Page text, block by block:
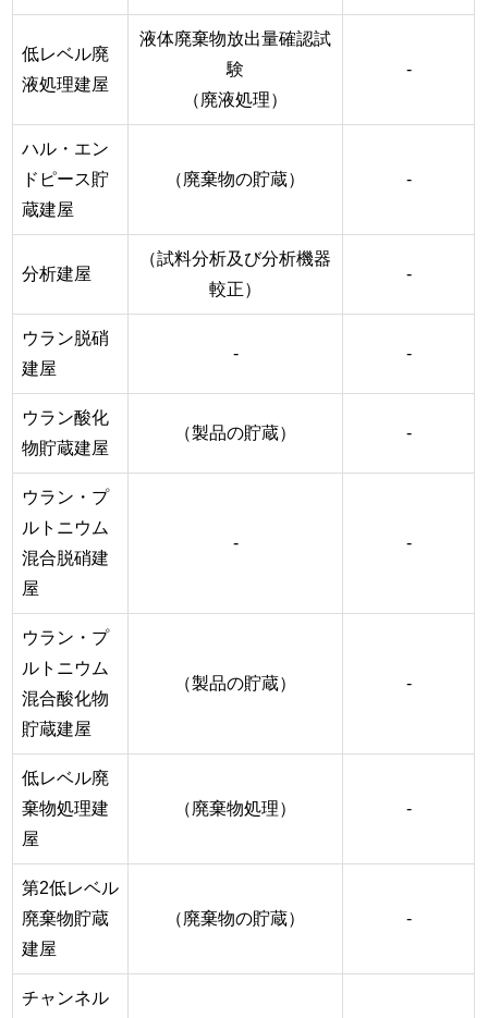
低レベル廃
液処理建屋
液体廃棄物放出量確認試
験
（廃液処理）
-
ハル・エン
ドピース貯
蔵建屋
（廃棄物の貯蔵） -
分析建屋
（試料分析及び分析機器
較正）
-
ウラン脱硝
建屋
- -
ウラン酸化
物貯蔵建屋
（製品の貯蔵） -
ウラン・プ
ルトニウム
混合脱硝建
屋
- -
ウラン・プ
ルトニウム
混合酸化物
貯蔵建屋
（製品の貯蔵） -
低レベル廃
棄物処理建
屋
（廃棄物処理） -
第2低レベル
廃棄物貯蔵
建屋
（廃棄物の貯蔵） -
チャンネル